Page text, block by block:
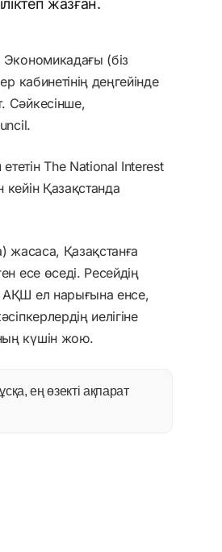
жазған.
Экономикадағы (біз
кабинетінің деңгейінде
Сәйкесінше,
The National Interest
Қазақстанда
Қазақстанға
есе өседі. Ресейдің
АҚШ ел нарығына енсе,
иелігіне
күшін жою.
ең өзекті ақпарат